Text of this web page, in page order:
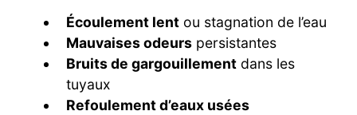
Écoulement lent ou stagnation de l’eau
Mauvaises odeurs persistantes
Bruits de gargouillement dans les
tuyaux
Refoulement d’eaux usées